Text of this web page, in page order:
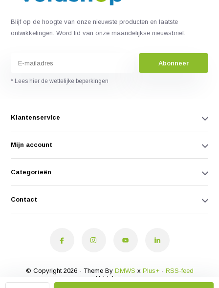
Blijf op de hoogte van onze nieuwste producten en laatste
ontwikkelingen. Word lid van onze maandelijkse nieuwsbrief:
Abonneer
* Lees hier de wettelijke beperkingen
Klantenservice
Mijn account
Categorieën
Contact
© Copyright 2026 - Theme By DMWS x Plus+- RSS-feed
Veldshop